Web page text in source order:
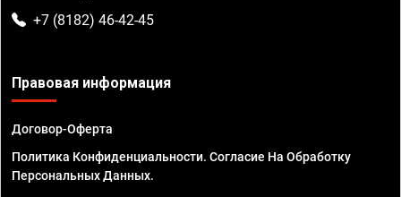
+7 (8182) 46-42-45
Правовая информация
Договор-Оферта
Политика Конфиденциальности. Согласие На Обработку
Персональных Данных.